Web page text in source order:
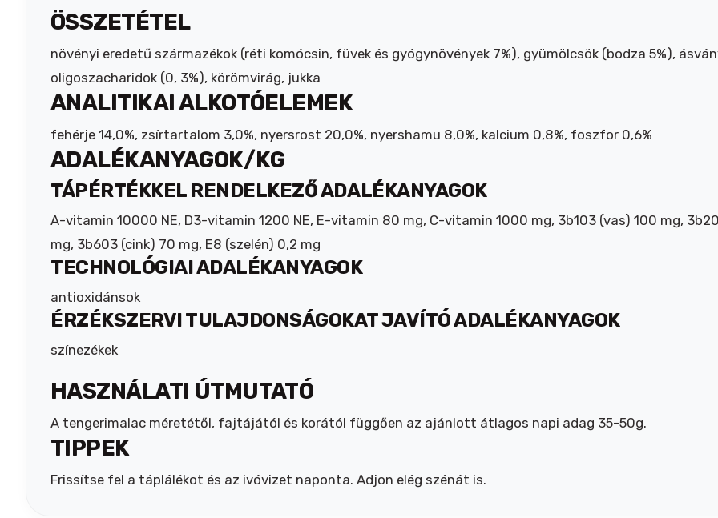
ÖSSZETÉTEL
növényi eredetű származékok (réti komócsin, füvek és gyógynövények 7%), gyümölcsök (bodza 5%),
oligoszacharidok (0, 3%), körömvirág, jukka
ANALITIKAI ALKOTÓELEMEK
fehérje 14,0%, zsírtartalom 3,0%, nyersrost 20,0%, nyershamu 8,0%, kalcium 0,8%, foszfor 0,6%
ADALÉKANYAGOK/KG
TÁPÉRTÉKKEL RENDELKEZŐ ADALÉKANYAGOK
A-vitamin 10000 NE, D3-vitamin 1200 NE, E-vitamin 80 mg, C-vitamin 1000 mg, 3b103 (vas) 100 mg,
mg, 3b603 (cink) 70 mg, E8 (szelén) 0,2 mg
TECHNOLÓGIAI ADALÉKANYAGOK
antioxidánsok
ÉRZÉKSZERVI TULAJDONSÁGOKAT JAVÍTÓ ADALÉKANYAGOK
színezékek
HASZNÁLATI ÚTMUTATÓ
A tengerimalac méretétől, fajtájától és korától függően az ajánlott átlagos napi adag 35-50g.
TIPPEK
Frissítse fel a táplálékot és az ivóvizet naponta. Adjon elég szénát is.